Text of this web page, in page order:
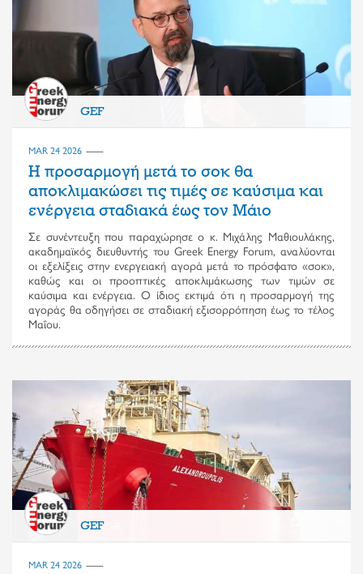
GEF
MAR 24 2026
Η προσαρμογή μετά το σοκ θα
αποκλιμακώσει τις τιμές σε καύσιμα και
ενέργεια σταδιακά έως τον Μάιο
Σε συνέντευξη που παραχώρησε ο κ. Μιχάλης Μαθιουλάκης,
ακαδημαϊκός διευθυντής του Greek Energy Forum, αναλύονται
οι εξελίξεις στην ενεργειακή αγορά μετά το πρόσφατο «σοκ»,
καθώς και οι προοπτικές αποκλιμάκωσης των τιμών σε
καύσιμα και ενέργεια. Ο ίδιος εκτιμά ότι η προσαρμογή της
αγοράς θα οδηγήσει σε σταδιακή εξισορρόπηση έως το τέλος
Μαΐου.
GEF
MAR 24 2026